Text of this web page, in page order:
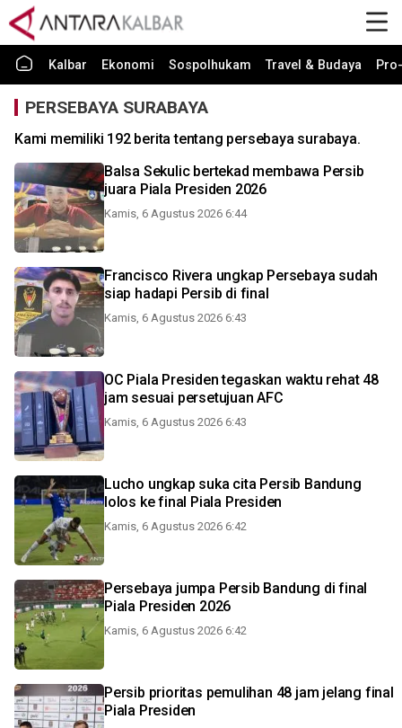
Kalbar Ekonomi Sospolhukam Travel & Budaya
PERSEBAYA SURABAYA
Kami memiliki 192 berita tentang persebaya surabaya.
Balsa Sekulic bertekad membawa Persib
juara Piala Presiden 2026
Kamis, 6 Agustus 2026 6:44
Francisco Rivera ungkap Persebaya sudah
siap hadapi Persib di final
Kamis, 6 Agustus 2026 6:43
OC Piala Presiden tegaskan waktu rehat 48
jam sesuai persetujuan AFC
Kamis, 6 Agustus 2026 6:43
Lucho ungkap suka cita Persib Bandung
lolos ke final Piala Presiden
Kamis, 6 Agustus 2026 6:42
Persebaya jumpa Persib Bandung di final
Piala Presiden 2026
Kamis, 6 Agustus 2026 6:42
Persib prioritas pemulihan 48 jam jelang final
Piala Presiden